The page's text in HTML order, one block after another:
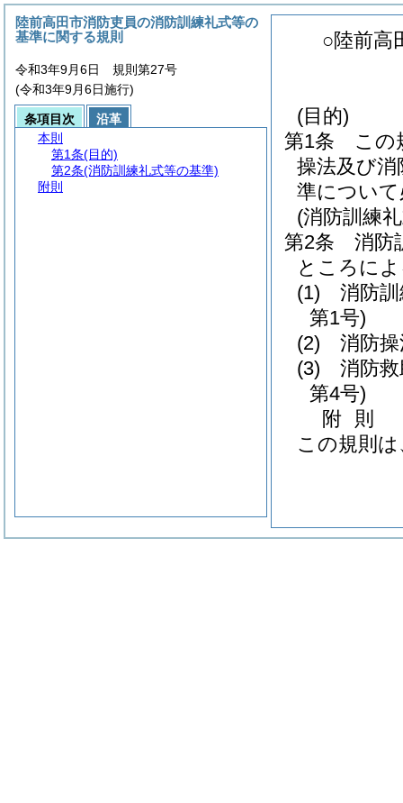
○陸前高
(目的)
第1条
この
操法及び消
準につい
(消防訓練
第2条
消防
ところに
(1)
消防
第1号)
(2)
消防
(3)
消防
第4号)
附 則
この規則
陸前高田市消防吏員の消防訓練礼式等の
基準に関する規則
令和3年9月6日 規則第27号
(令和3年9月6日施行)
条項目次
沿革
本則
第1条(目的)
第2条(消防訓練礼式等の基準)
附則